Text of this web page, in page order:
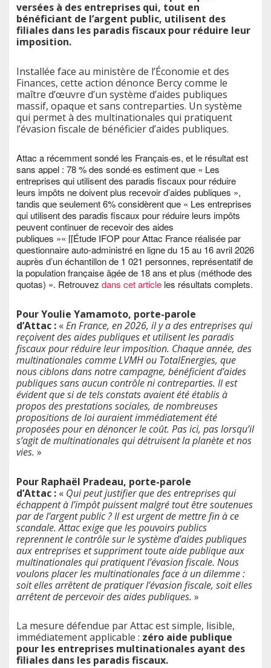
versées à des entreprises qui, tout en
bénéficiant de l’argent public, utilisent des
filiales dans les paradis fiscaux pour réduire leur
imposition.
Installée face au ministère de l’Économie et des
Finances, cette action dénonce Bercy comme le
maître d’œuvre d’un système d’aides publiques
massif, opaque et sans contreparties. Un système
qui permet à des multinationales qui pratiquent
l’évasion fiscale de bénéficier d’aides publiques.
Attac a récemment sondé les Français·es, et le résultat est
sans appel : 78 % des sondé·es estiment que « Les
entreprises qui utilisent des paradis fiscaux pour réduire
leurs impôts ne doivent plus recevoir d’aides publiques »,
tandis que seulement 6% considèrent que « Les entreprises
qui utilisent des paradis fiscaux pour réduire leurs impôts
peuvent continuer de recevoir des aides
publiques »« [[Étude IFOP pour Attac France réalisée par
questionnaire auto-administré en ligne du 15 au 16 avril 2026
auprès d’un échantillon de 1 021 personnes, représentatif de
la population française âgée de 18 ans et plus (méthode des
quotas) ». Retrouvez dans cet article les résultats complets.
Pour Youlie Yamamoto, porte-parole
d’Attac : «En France, en 2026, il y a des entreprises qui
reçoivent des aides publiques et utilisent les paradis
fiscaux pour réduire leur imposition. Chaque année, des
multinationales comme LVMH ou TotalEnergies, que
nous ciblons dans notre campagne, bénéficient d’aides
publiques sans aucun contrôle ni contreparties. Il est
évident que si de tels constats avaient été établis à
propos des prestations sociales, de nombreuses
propositions de loi auraient immédiatement été
proposées pour en dénoncer le coût. Pas ici, pas lorsqu’il
s’agit de multinationales qui détruisent la planète et nos
vies. »
Pour Raphaël Pradeau, porte-parole
d’Attac : « Qui peut justifier que des entreprises qui
échappent à l’impôt puissent malgré tout être soutenues
par de l’argent public ? Il est urgent de mettre fin à ce
scandale. Attac exige que les pouvoirs publics
reprennent le contrôle sur le système d’aides publiques
aux entreprises et suppriment toute aide publique aux
multinationales qui pratiquent l’évasion fiscale. Nous
voulons placer les multinationales face à un dilemme :
soit elles arrêtent de pratiquer l’évasion fiscale, soit elles
arrêtent de percevoir des aides publiques. »
La mesure défendue par Attac est simple, lisible,
immédiatement applicable : zéro aide publique
pour les entreprises multinationales ayant des
filiales dans les paradis fiscaux.